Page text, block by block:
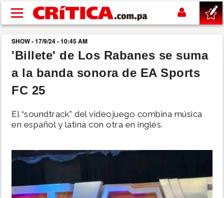
Pasar al contenido principal
buscar
SUCESOS
POLÍTICA
SHOW
DEPORTES
SHOW - 17/9/24 - 10:45 AM
'Billete' de Los Rabanes se suma
a la banda sonora de EA Sports
FC 25
El “soundtrack” del videojuego combina música
en español y latina con otra en inglés.